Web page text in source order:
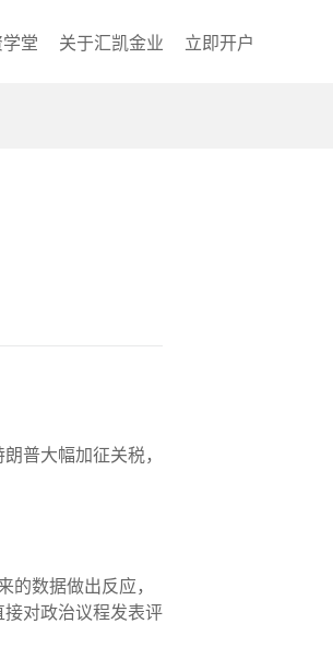
堂 关于汇凯金业 立即开户
普大幅加征关税，
的数据做出反应，
对政治议程发表评